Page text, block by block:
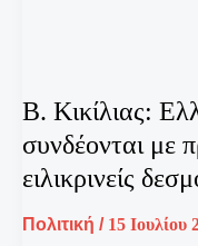
Β. Κικίλιας:
συνδέονται με
ειλικρινείς
Πολιτική / 15 Ιουλίου